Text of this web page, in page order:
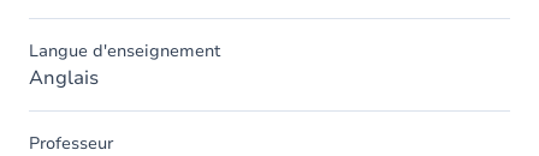
Langue d'enseignement
Anglais
Professeur